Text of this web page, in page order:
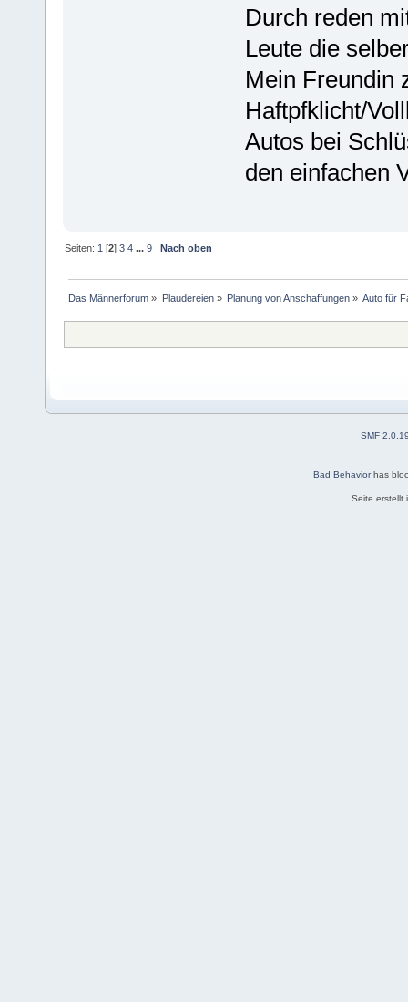
Durch reden
Leute die
Mein Freundin
Haftpfklicht/
Autos bei
den einfachen
Seiten: 1 [2]3 4 ...9 Nach oben
Das Männerforum » Plaudereien» Planung von Anschaffungen» Auto für
SMF
Bad Behaviorhas
Seite erstellt